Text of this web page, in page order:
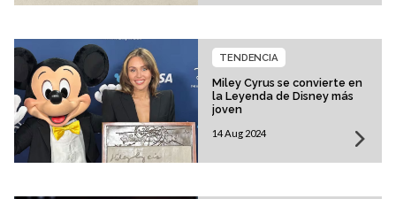
Miley Cyrus se convierte en
la Leyenda de Disney más
joven
TENDENCIA
14 Aug 2024